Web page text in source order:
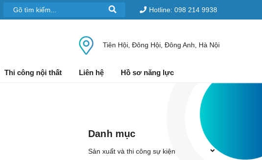
Hotline: 098 214 9938
Tiên Hội, Đông Hội, Đông Anh, Hà Nội
Thi công nội thất Liên hệ Hồ sơ năng lực
Danh mục
Sản xuất và thi công sự kiện